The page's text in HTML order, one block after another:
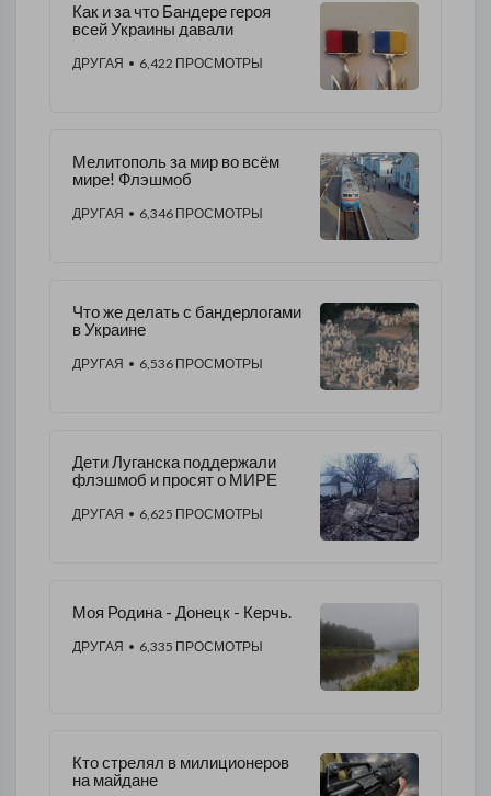
Как и за что Бандере героя
всей Украины давали
ДРУГАЯ • 6,422 ПРОСМОТРЫ
Мелитополь за мир во всём
мире! Флэшмоб
ДРУГАЯ • 6,346 ПРОСМОТРЫ
Что же делать с бандерлогами
в Украине
ДРУГАЯ • 6,536 ПРОСМОТРЫ
Дети Луганска поддержали
флэшмоб и просят о МИРЕ
ДРУГАЯ • 6,625 ПРОСМОТРЫ
Моя Родина - Донецк - Керчь.
ДРУГАЯ • 6,335 ПРОСМОТРЫ
Кто стрелял в милиционеров
на майдане